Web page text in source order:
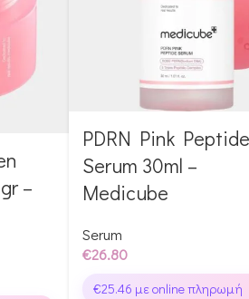
–
PDRN Pink Peptide
Serum 30ml –
Medicube
Serum
€26.80
€25.46με online πληρωμή